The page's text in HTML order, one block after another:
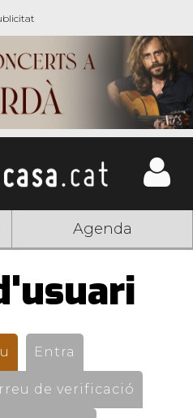
Agenda
(pestanya activa)
Entra
de verificació